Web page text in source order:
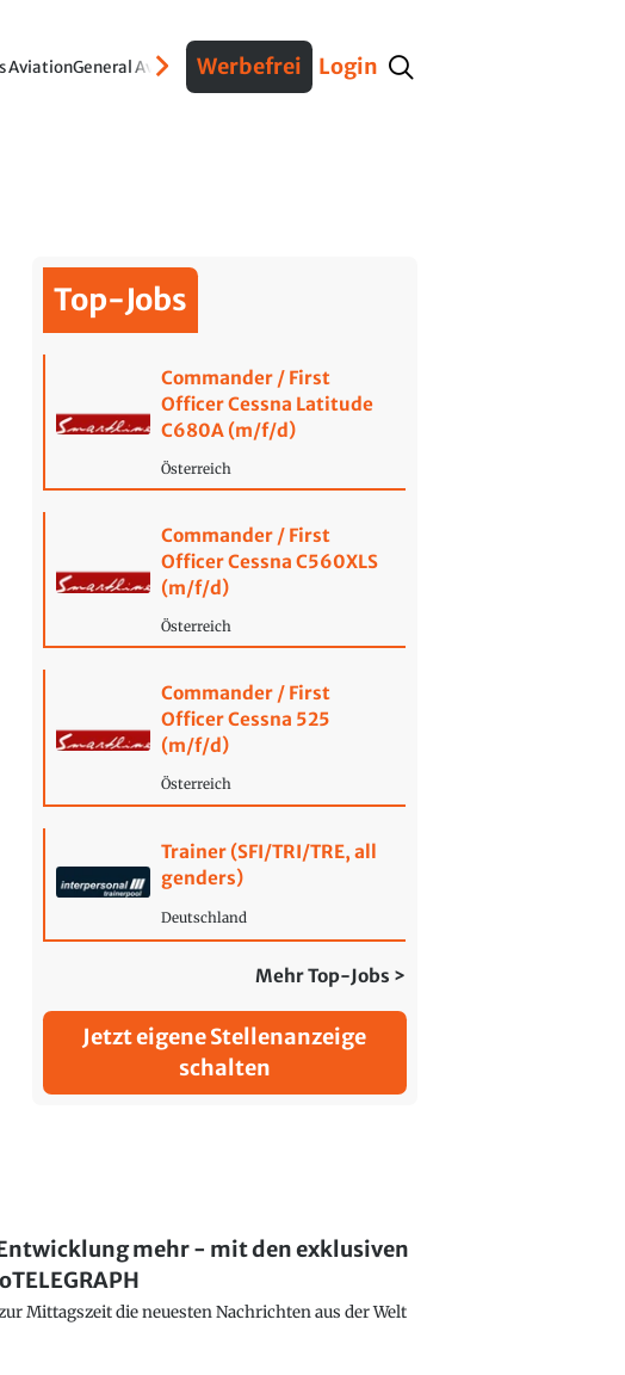
AviationGeneral AviationVerteidigungInterviews Fracht
Werbefrei Login
Top-Jobs
Commander / First
Officer Cessna Latitude
C680A (m/f/d)
Österreich
Commander / First
Officer Cessna C560XLS
(m/f/d)
Österreich
Commander / First
Officer Cessna 525
(m/f/d)
Österreich
Trainer (SFI/TRI/TRE, all
genders)
Deutschland
Mehr Top-Jobs >
Jetzt eigene Stellenanzeige
schalten
mehr - mit den exklusiven
Mittagszeit die neuesten Nachrichten aus der Welt